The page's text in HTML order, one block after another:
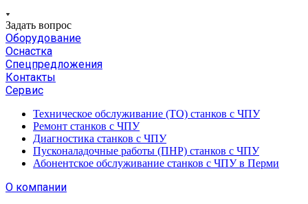
Задать вопрос
Оборудование
Оснастка
Спецпредложения
Контакты
Сервис
Техническое обслуживание (ТО) станков с ЧПУ
Ремонт станков с ЧПУ
Диагностика станков с ЧПУ
Пусконаладочные работы (ПНР) станков с ЧПУ
Абонентское обслуживание станков с ЧПУ в Перми
О компании